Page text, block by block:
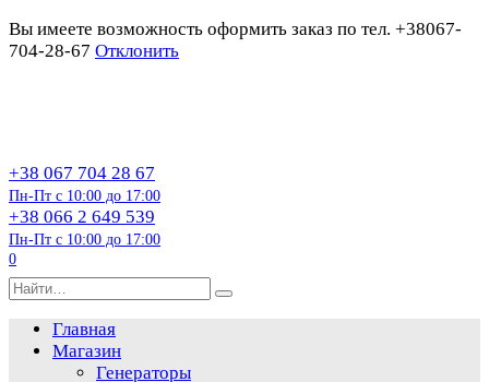
Вы имеете возможность оформить заказ по тел. +38067-
704-28-67 Отклонить
+38 067 704 28 67
Пн-Пт с 10:00 до 17:00
+38 066 2 649 539
Пн-Пт с 10:00 до 17:00
0
Search
Главная
Магазин
Генераторы